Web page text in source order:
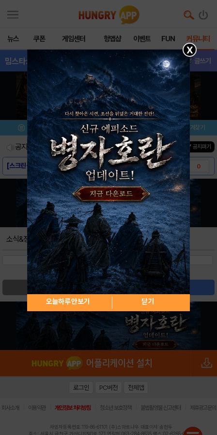
뉴스 쿠폰 게임센터 헝앱샵 이벤트 FUN 커뮤니티
밈스타:픽셀고 - 소식&정보 글쓰기
메뉴 이벤트/미션 설치/평가 즐겨찾기
공지사항 진행중인 이벤트0건 ▼ 공지펴기
[스크린샷] - 밈 스타: 픽셀 고 0
[게임소개] - 밈 스타: 픽셀 고
소식&정보
검색 글쓰기
X
오늘하루 안보기 닫기
로그인 PC버전 전체앱
회사소개 이용약관 개인정보 처리방침 청소년 보호정책 불법촬영물 신고센터 제휴광고문의
사업자등록번호:119-86-61101 (주)스마트나우 대표이사:송현두
주소: 서울시 금천구 가산디지털1로 171 연락처:063-284-8635 팩스:02-6265-0377